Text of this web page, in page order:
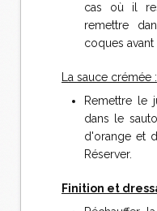
cas où il
remettre
coques
La sauce crémée :
Remettre le
dans le
d'orange et
Réserver.
Finition et